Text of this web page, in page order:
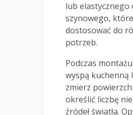
lub elastycznego
szynowego,
dostosować do
potrzeb.
Podczas
wyspą kuchenną
zmierz
określić liczbę
źródeł światła.